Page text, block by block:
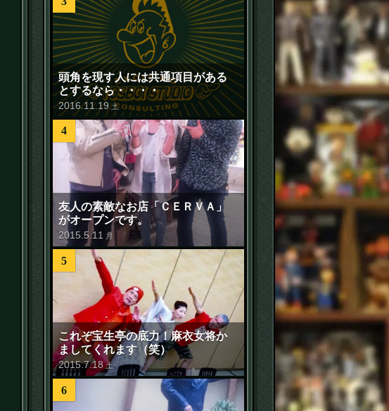
頭角を現す人には共通項目がある
とするなら・・・・
2016.11.19 土
4
友人の素敵なお店「ＣＥＲＶＡ」
がオープンです。
2015 5.11 月
5
これぞ宝生亭の底力！麻衣女将か
ましてくれます（笑）
2015.7.18 土
6